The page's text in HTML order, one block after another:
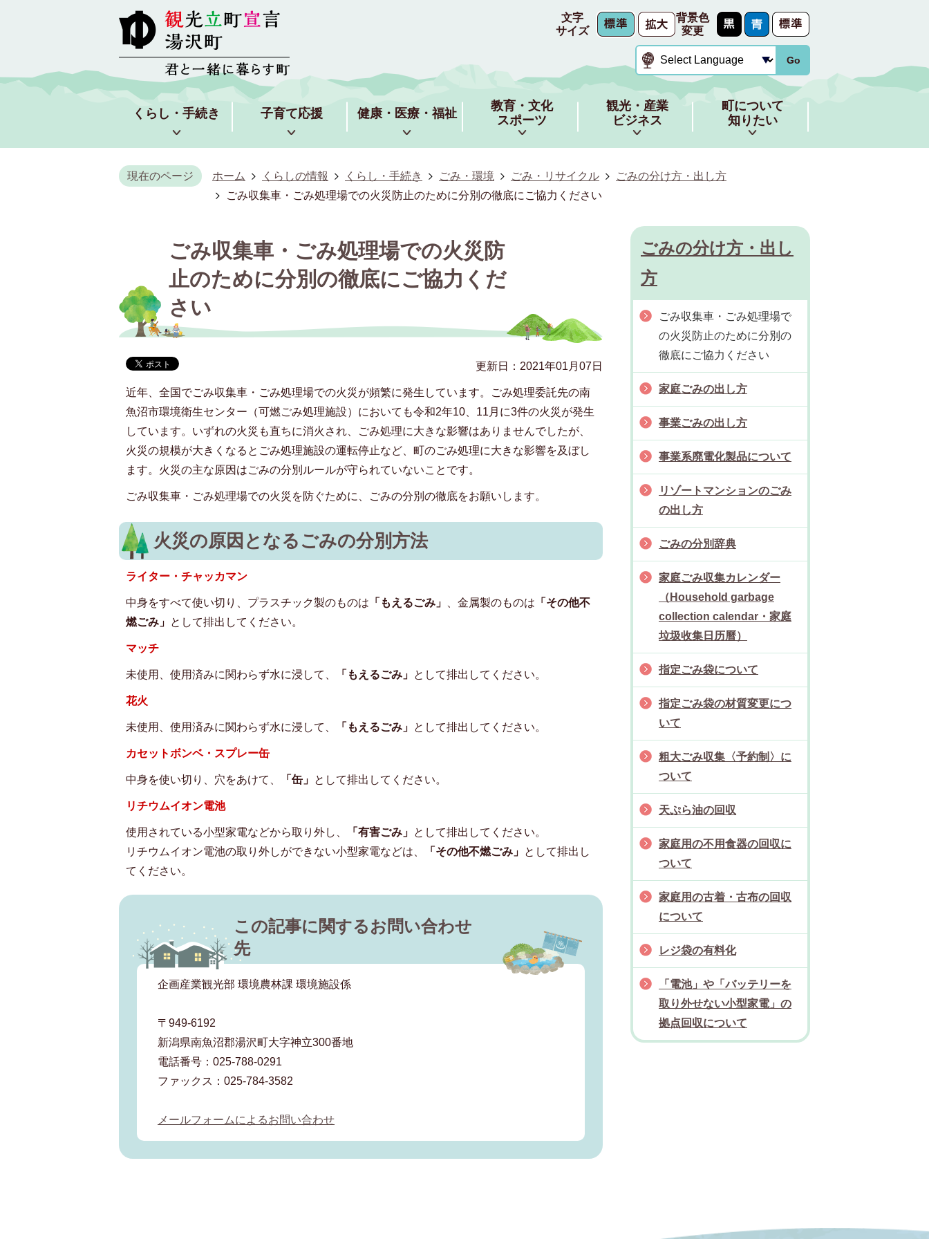
文字
サイズ
背景色
変更
Go
くらし・手続き 子育て応援 健康・医療・福祉
教育・文化
スポーツ
観光・産業
ビジネス
町について
知りたい
現在のページ ホーム くらしの情報 くらし・手続き ごみ・環境 ごみ・リサイクル
ごみの分け方・出し方
ごみ収集車・ごみ処理場での火災防止のために分別の徹底にご協力ください
ごみ収集車・ごみ処理場での火災防
止のために分別の徹底にご協力くだ
さい
更新日：2021年01月07日
近年、全国でごみ収集車・ごみ処理場での火災が頻繁に発生しています。ごみ処理委託先の南
魚沼市環境衛生センター（可燃ごみ処理施設）においても令和2年10、11月に3件の火災が発生
しています。いずれの火災も直ちに消火され、ごみ処理に大きな影響はありませんでしたが、
火災の規模が大きくなるとごみ処理施設の運転停止など、町のごみ処理に大きな影響を及ぼし
ます。火災の主な原因はごみの分別ルールが守られていないことです。
ごみ収集車・ごみ処理場での火災を防ぐために、ごみの分別の徹底をお願いします。
火災の原因となるごみの分別方法
ライター・チャッカマン
中身をすべて使い切り、プラスチック製のものは 「もえるごみ」 、金属製のものは 「その他不
燃ごみ」 として排出してください。
マッチ
未使用、使用済みに関わらず水に浸して、 「もえるごみ」 として排出してください。
花火
未使用、使用済みに関わらず水に浸して、 「もえるごみ」 として排出してください。
カセットボンベ・スプレー缶
中身を使い切り、穴をあけて、 「缶」 として排出してください。
リチウムイオン電池
使用されている小型家電などから取り外し、 「有害ごみ」 として排出してください。
リチウムイオン電池の取り外しができない小型家電などは、
「その他不燃ごみ」 として排出し
てください。
この記事に関するお問い合わせ
先
企画産業観光部 環境農林課 環境施設係
〒949-6192
新潟県南魚沼郡湯沢町大字神立300番地
電話番号：025-788-0291
ファックス：025-784-3582
メールフォームによるお問い合わせ
ごみの分け方・出し
方
ごみ収集車・ごみ処理場で
の火災防止のために分別の
徹底にご協力ください
家庭ごみの出し方
事業ごみの出し方
事業系廃電化製品について
リゾートマンションのごみ
の出し方
ごみの分別辞典
家庭ごみ収集カレンダー
（Household garbage
collection calendar・家庭
垃圾收集日历曆）
指定ごみ袋について
指定ごみ袋の材質変更につ
いて
粗大ごみ収集〈予約制〉に
ついて
天ぷら油の回収
家庭用の不用食器の回収に
ついて
家庭用の古着・古布の回収
について
レジ袋の有料化
「電池」や「バッテリーを
取り外せない小型家電」の
拠点回収について